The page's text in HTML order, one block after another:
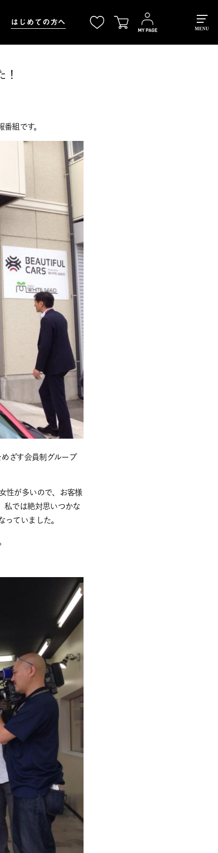
はじめての方へ
MENU
組です。
ざす会員制グループ
性が多いので、お客様
私では絶対思いつかな
ていました。